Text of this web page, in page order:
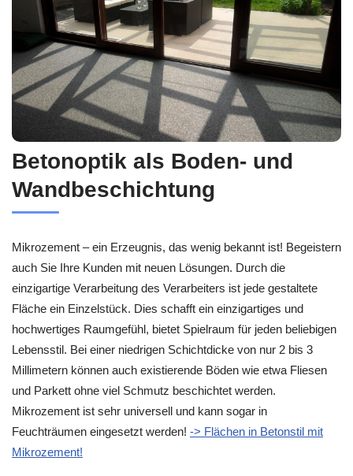
Betonoptik als Boden- und
Wandbeschichtung
Mikrozement – ein Erzeugnis, das wenig bekannt ist! Begeistern
auch Sie Ihre Kunden mit neuen Lösungen. Durch die
einzigartige Verarbeitung des Verarbeiters ist jede gestaltete
Fläche ein Einzelstück. Dies schafft ein einzigartiges und
hochwertiges Raumgefühl, bietet Spielraum für jeden beliebigen
Lebensstil. Bei einer niedrigen Schichtdicke von nur 2 bis 3
Millimetern können auch existierende Böden wie etwa Fliesen
und Parkett ohne viel Schmutz beschichtet werden.
Mikrozement ist sehr universell und kann sogar in
Feuchträumen eingesetzt werden! -> Flächen in Betonstil mit
Mikrozement!